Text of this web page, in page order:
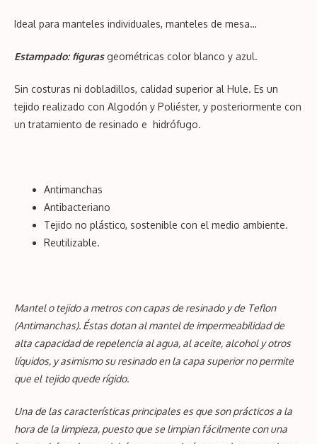
Ideal para manteles individuales, manteles de mesa…
Estampado: figurasgeométricas color blanco y azul.
Sin costuras ni dobladillos, calidad superior al Hule. Es un
tejido realizado con Algodón y Poliéster, y posteriormente con
un tratamiento de resinado e hidrófugo.
Antimanchas
Antibacteriano
Tejido no plástico, sostenible con el medio ambiente.
Reutilizable.
Mantel o tejido a metros con capas de resinado y de Teflon
(Antimanchas). Éstas dotan al mantel de impermeabilidad de
alta capacidad de repelencia al agua, al aceite, alcohol y otros
líquidos, y asimismo su resinado en la capa superior no permite
que el tejidoquede rígido.
Una de las características principales es que son prácticos a la
hora de la limpieza, puesto que se limpian fácilmente con una